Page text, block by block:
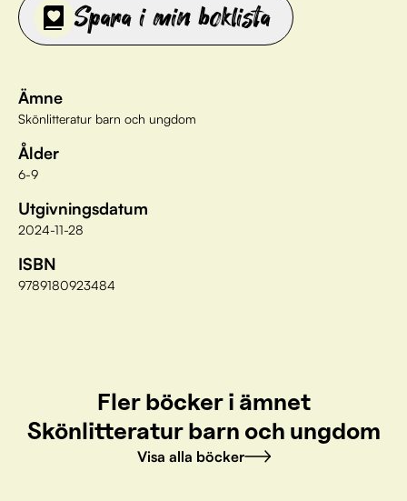
Spara i min boklista
Ämne
Skönlitteratur barn och ungdom
Ålder
6-9
Utgivningsdatum
2024-11-28
ISBN
9789180923484
Fler böcker i ämnet
Skönlitteratur barn och ungdom
Visa alla böcker